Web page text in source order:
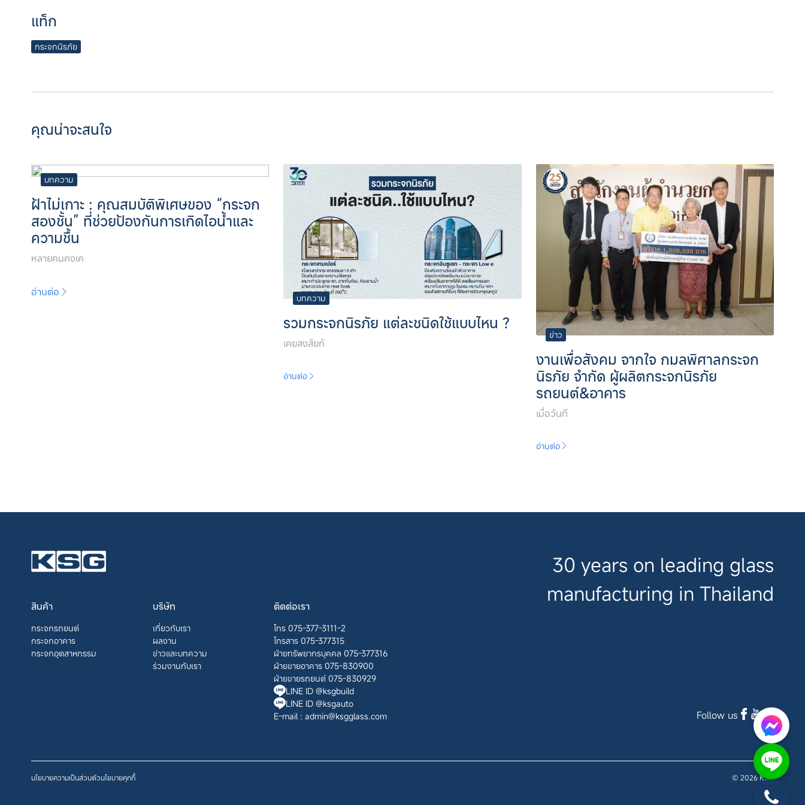
แท็ก
กระจกนิรภัย
คุณน่าจะสนใจ
บทความ
ฝ้าไม่เกาะ : คุณสมบัติพิเศษของ “กระจก
สองชั้น” ที่ช่วยป้องกันการเกิดไอน้ำและ
ความชื้น
หลายคนคงเค
อ่านต่อ บทความ
รวมกระจกนิรภัย แต่ละชนิดใช้แบบไหน ?
เคยสงสัยกั
อ่านต่อ
ข่าว
งานเพื่อสังคม จากใจ กมลพิศาลกระจก
นิรภัย จำกัด ผู้ผลิตกระจกนิรภัย
รถยนต์&อาคาร
เมื่อวันที
อ่านต่อ
สินค้า
กระจกรถยนต์
กระจกอาคาร
กระจกอุตสาหกรรม
บริษัท
เกี่ยวกับเรา
ผลงาน
ข่าวและบทความ
ร่วมงานกับเรา
ติดต่อเรา
โทร 075-377-3111-2
โทรสาร 075-377315
ฝ่ายทรัพยากรบุคคล 075-377316
ฝ่ายขายอาคาร 075-830900
ฝ่ายขายรถยนต์ 075-830929
LINE ID @ksgbuild
LINE ID @ksgauto
E-mail :admin@ksgglass.com
30 years on leading glass
manufacturing in Thailand
Follow us
นโยบายความเป็นส่วนตัวนโยบายคุกกี้ © 2026 KSG